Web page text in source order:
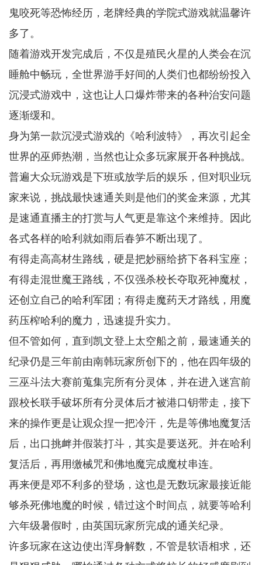
鬼咬死等恐怖经历，老牌经典的学院式游戏就温馨许
多了。
随着游戏开发完成后，不仅是殖民火星的人类会在沉
睡舱中畅玩，全世界游手好间的人类们也都纷纷投入
沉浸式游戏中，这也让人口爆炸带来的各种治安问题
逐渐缓和。
身为第一款沉浸式游戏的《哈利波特》，再次引起全
世界的巫师热潮，当然也让众多玩家展开各种挑战。
普遍大众玩游戏是下班或放学后的娱乐，但对职业玩
家来说，挑战最快速通关则是他们的奖金来源，尤其
是速通直播主的打赏与人气更是靠这个来维持。因此
各式各样的哈利就如雨后春笋不断出现了。
有得走高高材生路线，硬是把妙丽给挤下各科宝座；
有得走混世魔王路线，不仅强杀校长夺取死神魔杖，
还创立自己的哈利军团；有得走魔药天才路线，用魔
药压榨哈利的魔力，迅速提升实力。
但不管如何，直到凯文登上太空船之前，最速通关的
纪录仍是三年前由南韩玩家所创下的，他在四年级的
三巫斗法大赛前蒐集完所有分灵体，并在进入迷宫前
跟校长联手破坏所有分灵体后才被港口钥带走，接下
来的操作更是让观众捏一把冷汗，先是等佛地魔复活
后，出口挑衅并假装打斗，其实是要送死。并在哈利
复活后，再用缴械咒和佛地魔完成魔杖串连。
再来便是邓不利多的登场，这也是无数玩家最接近能
够杀死佛地魔的时候，错过这个时间点，就要等哈利
六年级暑假时，由英国玩家所完成的通关纪录。
许多玩家在这边使出浑身解数，不管是软语相求，还